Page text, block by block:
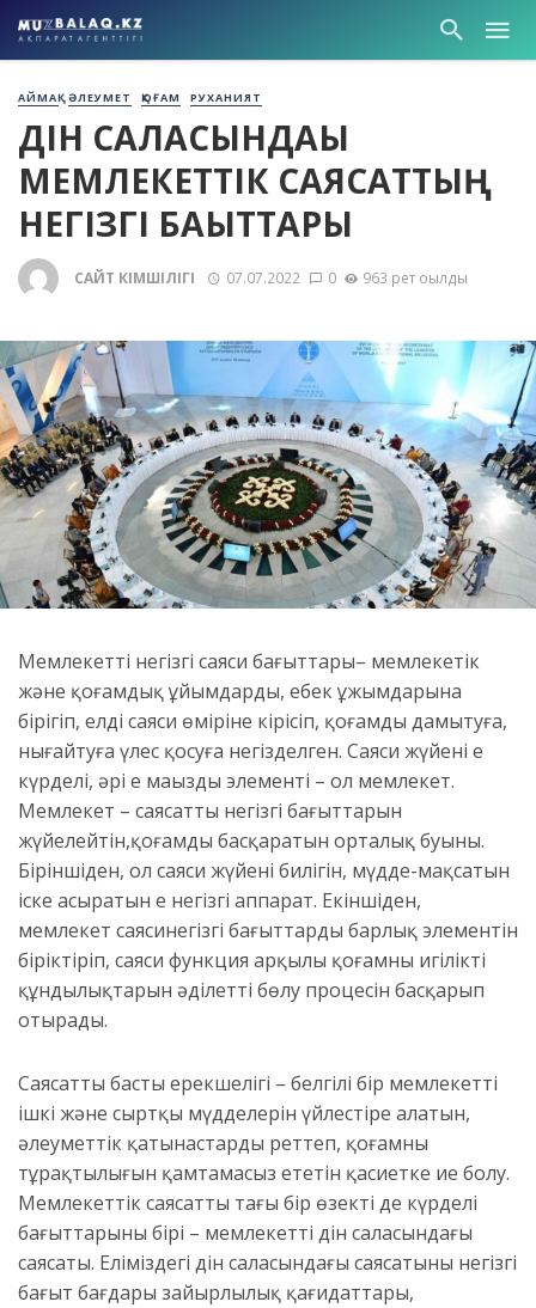
АЙМАҚ ӘЛЕУМЕТ ҚОҒАМ РУХАНИЯТ
ДІН САЛАСЫНДАҒЫ
МЕМЛЕКЕТТІК САЯСАТТЫҢ
НЕГІЗГІ БАҒЫТТАРЫ
САЙТ ӘКІМШІЛІГІ 07.07.2022 0 963 рет оқылды
Мемлекеттің негізгі саяси бағыттары– мемлекетік
және қоғамдық ұйымдардың, еңбек ұжымдарына
бірігіп, елдің саяси өміріне кірісіп, қоғамды дамытуға,
нығайтуға үлес қосуға негізделген. Саяси жүйенің ең
күрделі, әрі ең маңызды элементі – ол мемлекет.
Мемлекет – саясаттың негізгі бағыттарын
жүйелейтін,қоғамды басқаратын орталық буыны.
Біріншіден, ол саяси жүйенің билігін, мүдде-мақсатын
іске асыратын ең негізгі аппарат. Екіншіден,
мемлекет саясинегізгі бағыттардың барлық элементін
біріктіріп, саяси функция арқылы қоғамның игілікті
құндылықтарын әділетті бөлу процесін басқарып
отырады.
Саясаттың басты ерекшелігі – белгілі бір мемлекеттің
ішкі және сыртқы мүдделерін үйлестіре алатын,
әлеуметтік қатынастарды реттеп, қоғамның
тұрақтылығын қамтамасыз ететін қасиетке ие болу.
Мемлекеттік саясаттың тағы бір өзекті де күрделі
бағыттарының бірі – мемлекеттің дін саласындағы
саясаты. Еліміздегі дін саласындағы саясатының негізгі
бағыт бағдары зайырлылық қағидаттары,